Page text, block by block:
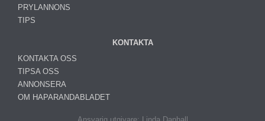
PRYLANNONS
TIPS
KONTAKTA
KONTAKTA OSS
TIPSA OSS
ANNONSERA
OM HAPARANDABLADET